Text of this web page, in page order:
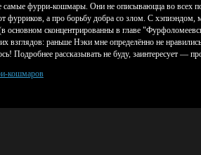
самые фурри-кошмары. Они не описываюцца во всех
фурриков, а про борьбу добра со злом. С
сконцентрированны в главе
раньше Нэки мне определённо не
рассказывать не буду, заинтересует —
кошмаров